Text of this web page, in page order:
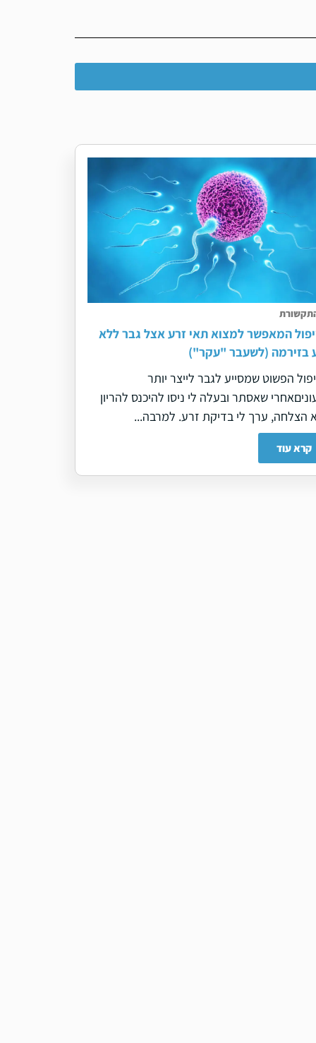
המאפשר למצוא תאי זרע אצל גבר ללא
בזירמה (לשעבר "עקר")
הפשוט שמסייע לגבר לייצר יותר
שאסתר ובעלה לי ניסו להיכנס להריון
הצלחה, ערך לי בדיקת זרע. למרבה...
קרא עוד